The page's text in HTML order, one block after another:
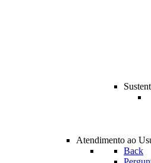
Atendimento ao
Back